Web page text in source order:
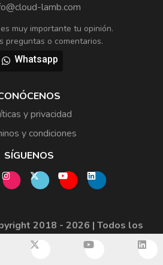
lamb.com
muy importante tu opinión.
preguntas o comentarios.
Whatsapp
y privacidad
y condiciones
SÍGUENOS
2018 - 2026 | Todos los
reservados.